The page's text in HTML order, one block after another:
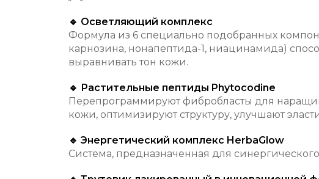
🔹 Осветляющий комплекс
Формула из 6 специально подобранных
карнозина, нонапептида-1, ниацинамида)
выравнивать тон кожи.
🔹 Растительные пептиды Phytocodine
Перепрограммируют фибробласты для
кожи, оптимизируют структуру, улучшают
🔹 Энергетический комплекс HerbaGlow
Система, предназначенная для